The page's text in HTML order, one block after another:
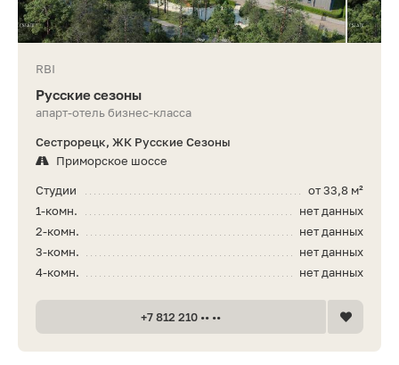
RBI
Русские сезоны
апарт-отель бизнес-класса
Сестрорецк, ЖК Русские Сезоны
Приморское шоссе
от 33,8 м²
Студии
нет данных
1-комн.
нет данных
2-комн.
нет данных
3-комн.
нет данных
4-комн.
+7 812 210 •• ••